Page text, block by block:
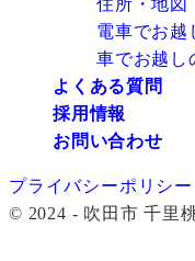
住所・地図
電車でお越
車でお越し
よくある質問
採用情報
お問い合わせ
プライバシーポリシー
© 2024 - 吹田市 千里